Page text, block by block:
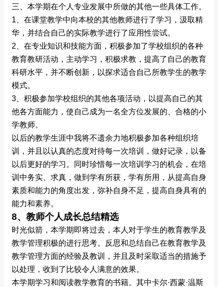
三、本学期在个人专业发展中所做的其他一些具体工作。
1、在课堂教学中向本校的其他教师进行了学习，汲取精
华，并结合自己的实际教学进行了应用性尝试。
2、在专业知识和技能方面，积极参加了学校组织的各种
教育教研活动，主动学习，积极求教，提高了自己的教育
科研水平，并不断创新，以探求适合自己所教学生的教学
模式。
3、积极参加学校组织的其他各项活动，以提高自己的其
他各方面能力，使自己成为一名全方位发展的、合格的小
学教师。
以后的教学生涯中我将不遗余力地积极参加各种组织培
训，并且以认真的态度对待每一次培训，做好记录，以备
以后更好的学习。同时珍惜每一次培训学习的机会，在培
训中务实、求真，做到学有所获，学有所用，从提高自身
素质和能力的角度出发，弥补自身不足，提高自身具有的
能力和素养。
8、教师个人成长总结精选
时光似箭，本学期即将过去，本人对于学生的教育教学及
教学管理积极的进行思考。反思和总结自己在教育教学及
教学管理方面的经验及教训，并且及时采取适当的措施予
以处理，收到了比较令人满意的效果。
本学期学习和阅读教学教育的书籍。其中卡尔·西蒙·温斯